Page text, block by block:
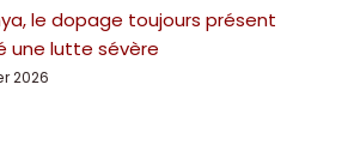
le dopage toujours présent
une lutte sévère
2026